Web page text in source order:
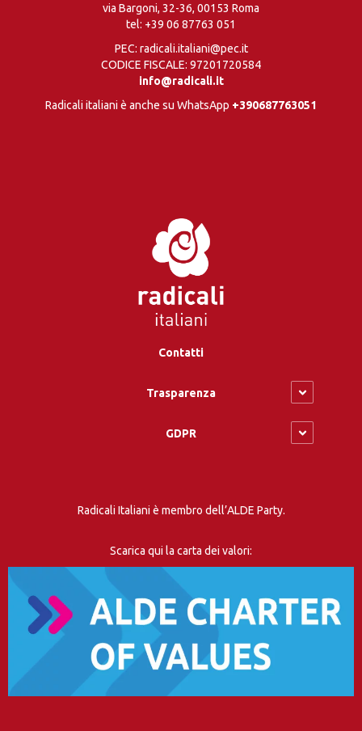
via Bargoni, 32-36, 00153 Roma
tel: +39 06 87763 051
PEC: radicali.italiani@pec.it
CODICE FISCALE: 97201720584
info@radicali.it
Radicali italiani è anche su WhatsApp +390687763051
Contatti
Trasparenza
GDPR
Radicali Italiani è membro dell’ALDE Party.
Scarica qui la carta dei valori: